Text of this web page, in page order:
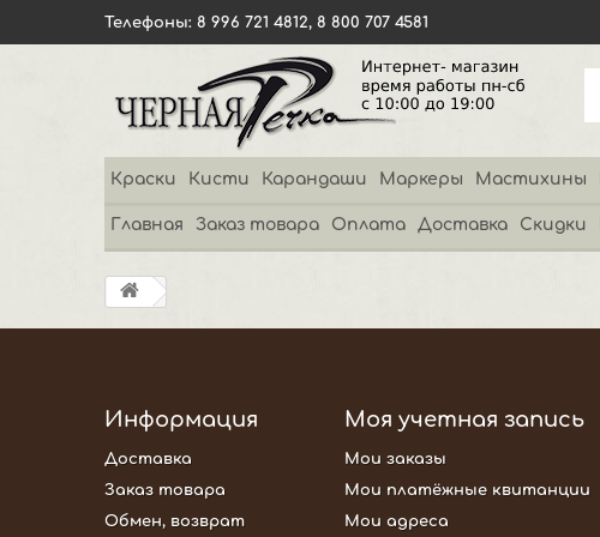
Телефоны: 8 996 721 4812, 8 800 707 4581
Краски Кисти Карандаши Маркеры Мастихины
Главная Заказ товара Оплата Доставка Скидки
Информация
Доставка
Заказ товара
Обмен, возврат
Моя учетная запись
Мои заказы
Мои платёжные квитанции
Мои адреса